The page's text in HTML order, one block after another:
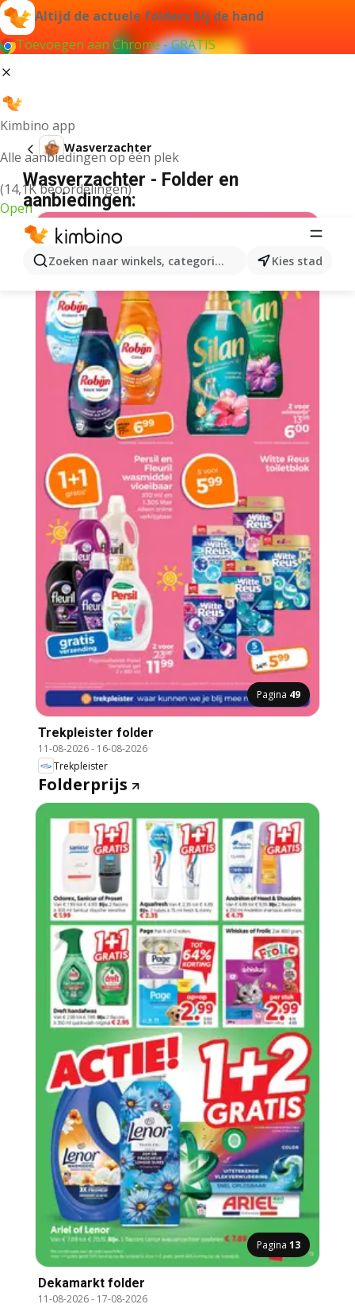
Altijd de actuele folders bij de hand
Toevoegen aan Chrome - GRATIS
Kimbino app
Alle aanbiedingen op één plek
(14,1K beoordelingen)
Open
Zoeken naar winkels, categorieën, producten...
Kies stad
Wasverzachter
Wasverzachter - Folder en
aanbiedingen:
Pagina 49
Trekpleister folder
11-08-2026- 16-08-2026
Trekpleister
Folderprijs
Pagina 13
Dekamarkt folder
11-08-2026- 17-08-2026